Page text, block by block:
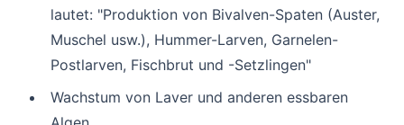
lautet: "Produktion von Bivalven-Spaten (Auster,
Muschel usw.), Hummer-Larven, Garnelen-
Postlarven, Fischbrut und -Setzlingen"
Wachstum von Laver und anderen essbaren